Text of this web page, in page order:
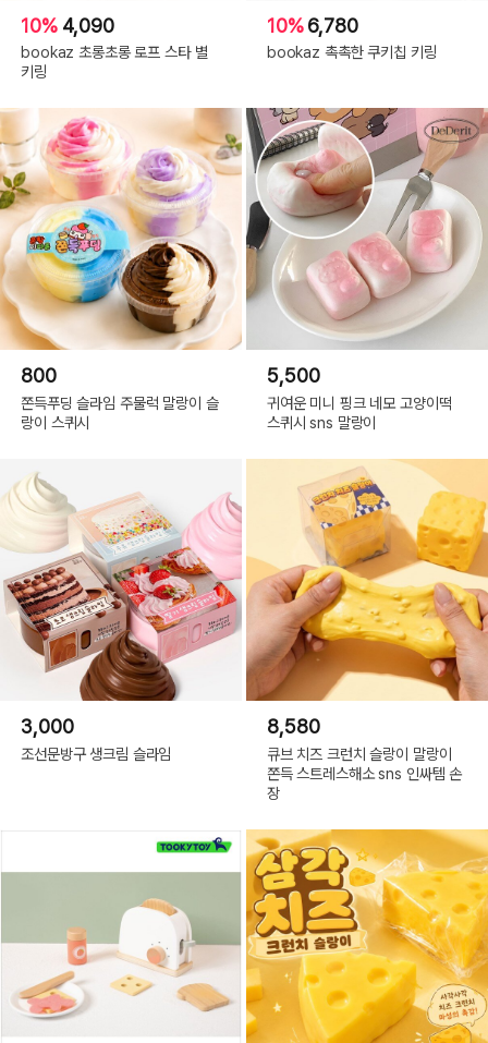
10% 4,090
bookaz 초롱초롱 로프 스타 별
키링
10%6,780
bookaz 촉촉한 쿠키칩 키링
800
쫀득푸딩 슬라임 주물럭 말랑이 슬
랑이 스퀴시
5,500
귀여운 미니 핑크 네모 고양이떡
스퀴시 sns 말랑이
3,000
조선문방구 생크림 슬라임
8,580
큐브 치즈 크런치 슬랑이 말랑이
쫀득 스트레스해소 sns 인싸템 손
장